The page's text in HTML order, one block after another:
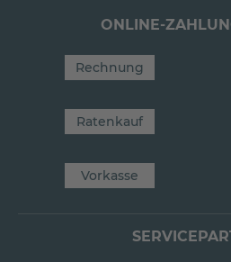
ONLINE-
Rechnung
Ratenkauf
Vorkasse